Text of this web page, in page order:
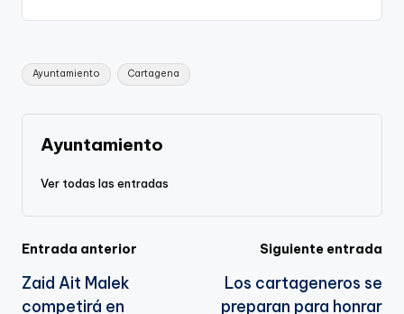
y
Li
n
k
e
b
o
o
k
l
gr
a
m
ts
p
gl
a
e
Etiquetas:
Ayuntamiento Cartagena
Ayuntamiento
Ver todas las entradas
Navegación
de
Entrada anterior
Zaid Ait Malek
competirá en
Siguiente entrada
Los cartageneros se
preparan para honrar